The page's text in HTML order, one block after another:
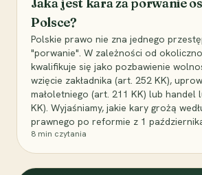
Polsce?
Polskie prawo nie zna jednego
"porwanie". W zależności od
kwalifikuje się jako pozbawienie
wzięcie zakładnika (art. 252 KK),
małoletniego (art. 211 KK) lub handel
KK). Wyjaśniamy, jakie kary grożą
prawnego po reformie z 1
8 min czytania